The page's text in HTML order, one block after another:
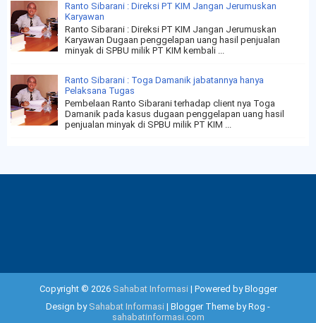
Ranto Sibarani : Direksi PT KIM Jangan Jerumuskan
Karyawan
Ranto Sibarani : Direksi PT KIM Jangan Jerumuskan
Karyawan Dugaan penggelapan uang hasil penjualan
minyak di SPBU milik PT KIM kembali ...
Ranto Sibarani : Toga Damanik jabatannya hanya
Pelaksana Tugas
Pembelaan Ranto Sibarani terhadap client nya Toga
Damanik pada kasus dugaan penggelapan uang hasil
penjualan minyak di SPBU milik PT KIM ...
Copyright © 2026 Sahabat Informasi | Powered by Blogger
Design by Sahabat Informasi | Blogger Theme by Rog -
sahabatinformasi.com